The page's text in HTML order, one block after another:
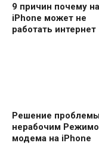
9 причин почему на
iPhone может не
работать интернет
Решение
нерабочим
модема на iPhone